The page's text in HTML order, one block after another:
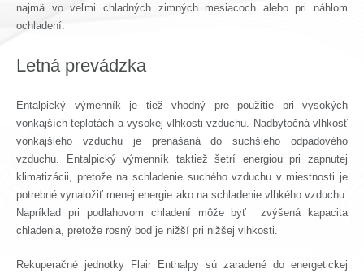
najmä vo veľmi chladných zimných mesiacoch alebo pri náhlom
ochladení.
Letná prevádzka
Entalpický výmenník je tiež vhodný pre použitie pri vysokých
vonkajších teplotách a vysokej vlhkosti vzduchu. Nadbytočná vlhkosť
vonkajšieho vzduchu je prenášaná do suchšieho odpadového
vzduchu. Entalpický výmenník taktiež šetrí energiou pri zapnutej
klimatizácii, pretože na schladenie suchého vzduchu v miestnosti je
potrebné vynaložiť menej energie ako na schladenie vlhkého vzduchu.
Napríklad pri podlahovom chladení môže byť zvýšená kapacita
chladenia, pretože rosný bod je nižší pri nižšej vlhkosti.
Rekuperačné jednotky Flair Enthalpy sú zaradené do energetickej